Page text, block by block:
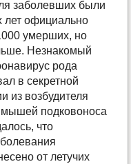
заболевших были
лет официально
умерших, но
Незнакомый
рода
в секретной
из возбудителя
мышей подковоноса
что
от летучих